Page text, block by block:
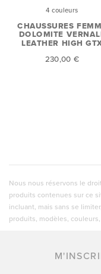
4 couleurs
CHAUSSURES
DOLOMITE
LEATHER HIGH
230,00 €
Nous nous réservons le
produits contenues sur ce
incluant, mais sans se
produits, modèles,